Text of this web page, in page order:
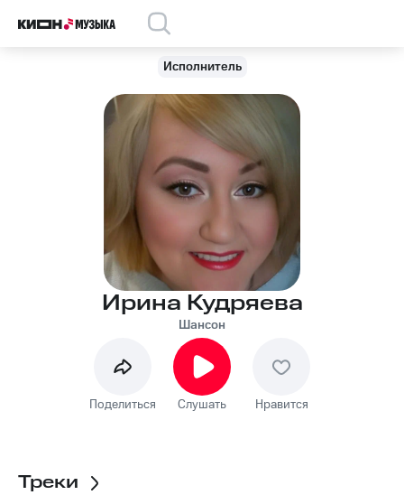
Исполнитель
Ирина Кудряева
Шансон
Поделиться Слушать Нравится
Треки